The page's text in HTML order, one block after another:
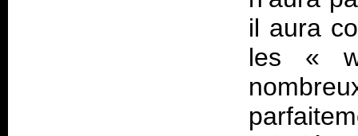
il aura
les «